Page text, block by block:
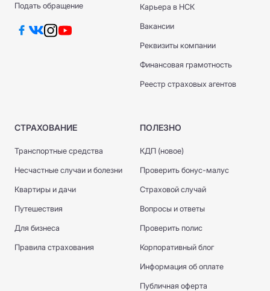
Подать обращение Карьера в НСК
Вакансии
Реквизиты компании
Финансовая грамотность
Реестр страховых агентов
СТРАХОВАНИЕ
Транспортные средства
Несчастные случаи и болезни
Квартиры и дачи
Путешествия
Для бизнеса
Правила страхования
ПОЛЕЗНО
КДП (новое)
Проверить бонус-малус
Страховой случай
Вопросы и ответы
Проверить полис
Корпоративный блог
Информация об оплате
Публичная оферта